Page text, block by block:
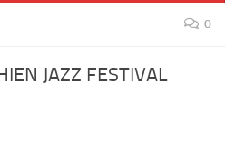
0
JAZZ FESTIVAL